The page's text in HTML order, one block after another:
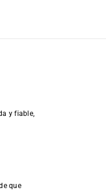
y fiable,
que